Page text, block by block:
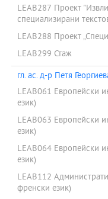
LEAB287 Проект
специализирани
LEAB288 Проект
LEAB299 Стаж
гл. ас. д-р Петя
LEAB061 Европейски
език)
LEAB063 Европейски
език)
LEAB064 Европейски
език)
LEAB112
френски език)